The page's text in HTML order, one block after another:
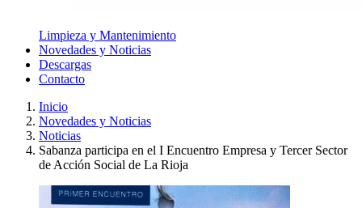
Limpieza y Mantenimiento
Novedades y Noticias
Descargas
Contacto
Inicio
Novedades y Noticias
Noticias
Sabanza participa en el I Encuentro Empresa y Tercer Sector
de Acción Social de La Rioja